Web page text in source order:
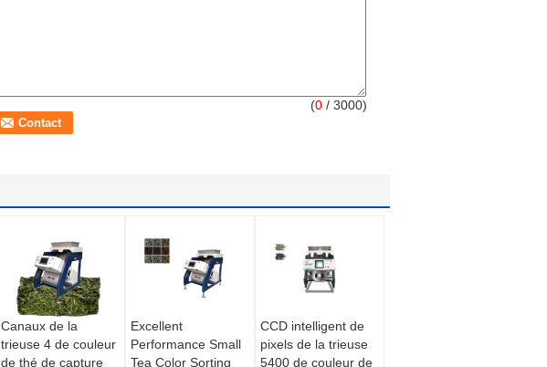
(0 / 3000)
Canaux de la
trieuse 4 de couleur
de thé de capture
Excellent
Performance Small
Tea Color Sorting
CCD intelligent de
pixels de la trieuse
5400 de couleur de